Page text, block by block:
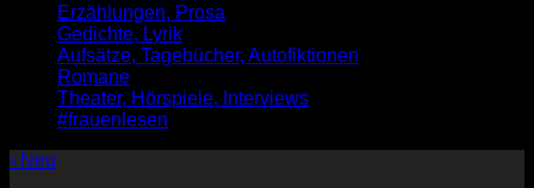
Erzählungen, Prosa
Gedichte, Lyrik
Aufsätze, Tagebücher, Autofiktionen
Romane
Theater, Hörspiele, Interviews
#frauenlesen
› Neu